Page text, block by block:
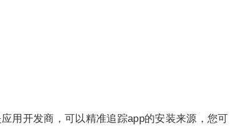
用开发商，可以精准追踪app的安装来源，您可